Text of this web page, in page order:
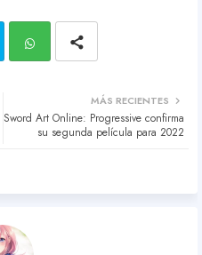
atsa
MÁS RECIENTES
Sword Art Online: Progressive confirma
su segunda película para 2022